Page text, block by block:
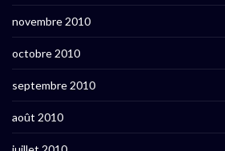
novembre 2010
octobre 2010
septembre 2010
août 2010